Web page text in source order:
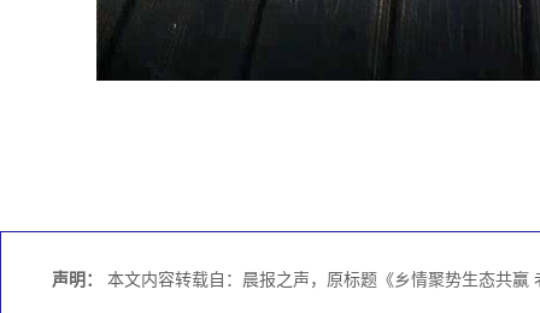
声明： 本文内容转载自：晨报之声，原标题《乡情聚势生态共